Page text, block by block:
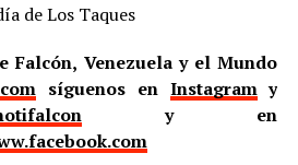
de Los Taques
Falcón, Venezuela y el Mundo
síguenos en Instagramy
y en